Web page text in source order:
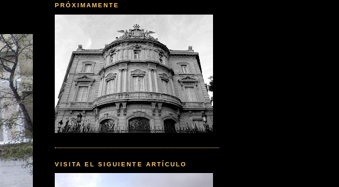
PRÓXIMAMENTE
VISITA EL SIGUIENTE ARTÍCULO